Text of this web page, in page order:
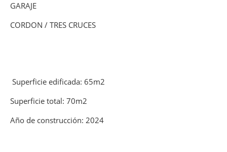
GARAJE
CORDON / TRES CRUCES
Superficie edificada: 65m2
Superficie total: 70m2
Año de construcción: 2024